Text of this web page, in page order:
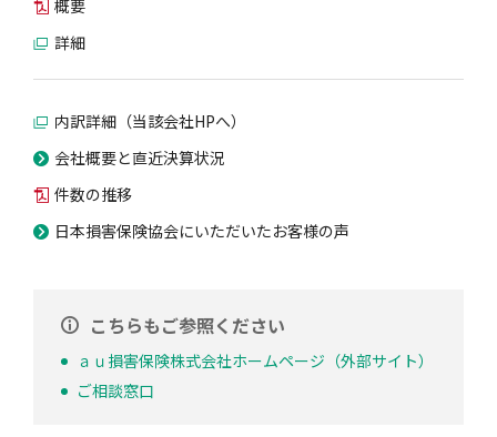
概要
詳細
内訳詳細（当該会社HPへ）
会社概要と直近決算状況
件数の推移
日本損害保険協会にいただいたお客様の声
こちらもご参照ください
ａｕ損害保険株式会社ホームページ（外部サイト）
ご相談窓口